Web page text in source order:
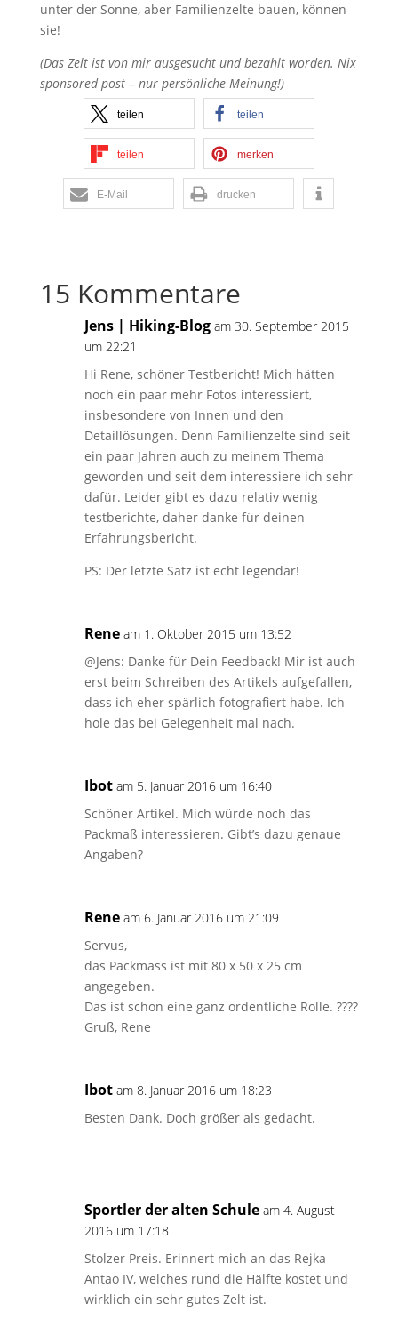
unter der Sonne, aber Familienzelte bauen, können
sie!
(Das Zelt ist von mir ausgesucht und bezahlt worden. Nix
sponsored post – nur persönliche Meinung!)
teilen teilen
teilen merken
E-Mail drucken
15 Kommentare
Jens | Hiking-Blog am 30. September 2015
um 22:21
Hi Rene, schöner Testbericht! Mich hätten
noch ein paar mehr Fotos interessiert,
insbesondere von Innen und den
Detaillösungen. Denn Familienzelte sind seit
ein paar Jahren auch zu meinem Thema
geworden und seit dem interessiere ich sehr
dafür. Leider gibt es dazu relativ wenig
testberichte, daher danke für deinen
Erfahrungsbericht.
PS: Der letzte Satz ist echt legendär!
Rene am 1. Oktober 2015 um 13:52
@Jens: Danke für Dein Feedback! Mir ist auch
erst beim Schreiben des Artikels aufgefallen,
dass ich eher spärlich fotografiert habe. Ich
hole das bei Gelegenheit mal nach.
Ibot am 5. Januar 2016 um 16:40
Schöner Artikel. Mich würde noch das
Packmaß interessieren. Gibt’s dazu genaue
Angaben?
Rene am 6. Januar 2016 um 21:09
Servus,
das Packmass ist mit 80 x 50 x 25 cm
angegeben.
Das ist schon eine ganz ordentliche Rolle. ????
Gruß, Rene
Ibot am 8. Januar 2016 um 18:23
Besten Dank. Doch größer als gedacht.
Sportler der alten Schule am 4. August
2016 um 17:18
Stolzer Preis. Erinnert mich an das Rejka
Antao IV, welches rund die Hälfte kostet und
wirklich ein sehr gutes Zelt ist.